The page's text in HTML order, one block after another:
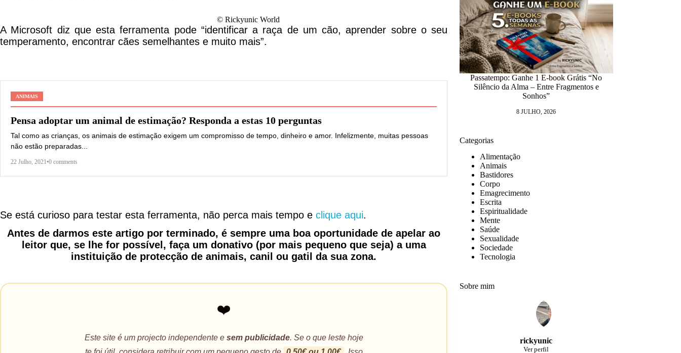
© Rickyunic World
A Microsoft diz que esta ferramenta pode “identificar a raça de um cão, aprender sobre o seu
temperamento, encontrar cães semelhantes e muito mais”.
ANIMAIS
Pensa adoptar um animal de estimação? Responda a estas 10 perguntas
Tal como as crianças, os animais de estimação exigem um compromisso de tempo, dinheiro e amor. Infelizmente, muitas pessoas
não estão preparadas...
22 Julho, 2021•0 comments
Se está curioso para testar esta ferramenta, não perca mais tempo e clique aqui.
Antes de darmos este artigo por terminado, é sempre uma boa oportunidade de apelar ao
leitor que, se lhe for possível, faça um donativo (por mais pequeno que seja) a uma
instituição de protecção de animais, canil ou gatil da sua zona.
❤️
Este site é um projecto independente e sem publicidade. Se o que leste hoje
Passatempo: Ganhe 1 E-book Grátis “No
Silêncio da Alma – Entre Fragmentos e
Sonhos”
8 JULHO, 2026
Categorias
Alimentação
Animais
Bastidores
Corpo
Emagrecimento
Escrita
Espiritualidade
Mente
Saúde
Sexualidade
Sociedade
Tecnologia
Sobre mim
rickyunic
Ver perfil